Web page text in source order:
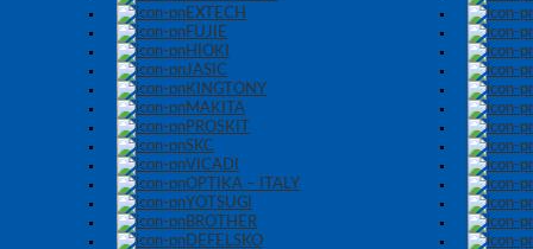
EXTECH
FUJIE
HIOKI
JASIC
KINGTONY
MAKITA
PROSKIT
SKC
VICADI
OPTIKA – ITALY
YOTSUGI
BROTHER
DEFELSKO